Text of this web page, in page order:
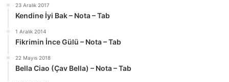
23 Aralık 2017
Kendine İyi Bak – Nota – Tab
1 Aralık 2014
Fikrimin İnce Gülü – Nota – Tab
22 Mayıs 2018
Bella Ciao (Çav Bella) – Nota – Tab